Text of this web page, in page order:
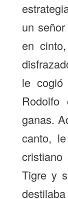
un
en
le
ganas.
canto,
Tigre y